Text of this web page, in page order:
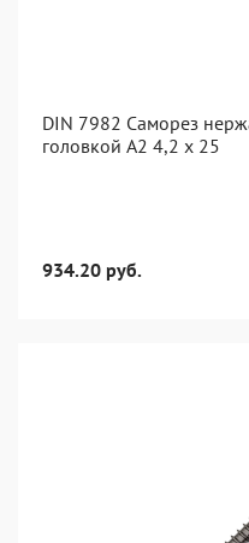
DIN 7982 Саморез
головкой А2 4,2 x 25
934.20 руб.